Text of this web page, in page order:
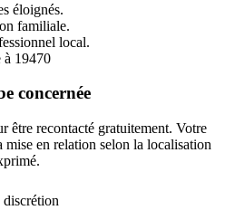
éloignés.
familiale.
local.
à 19470
concernée
être recontacté gratuitement. Votre
mise en relation selon la localisation
discrétion